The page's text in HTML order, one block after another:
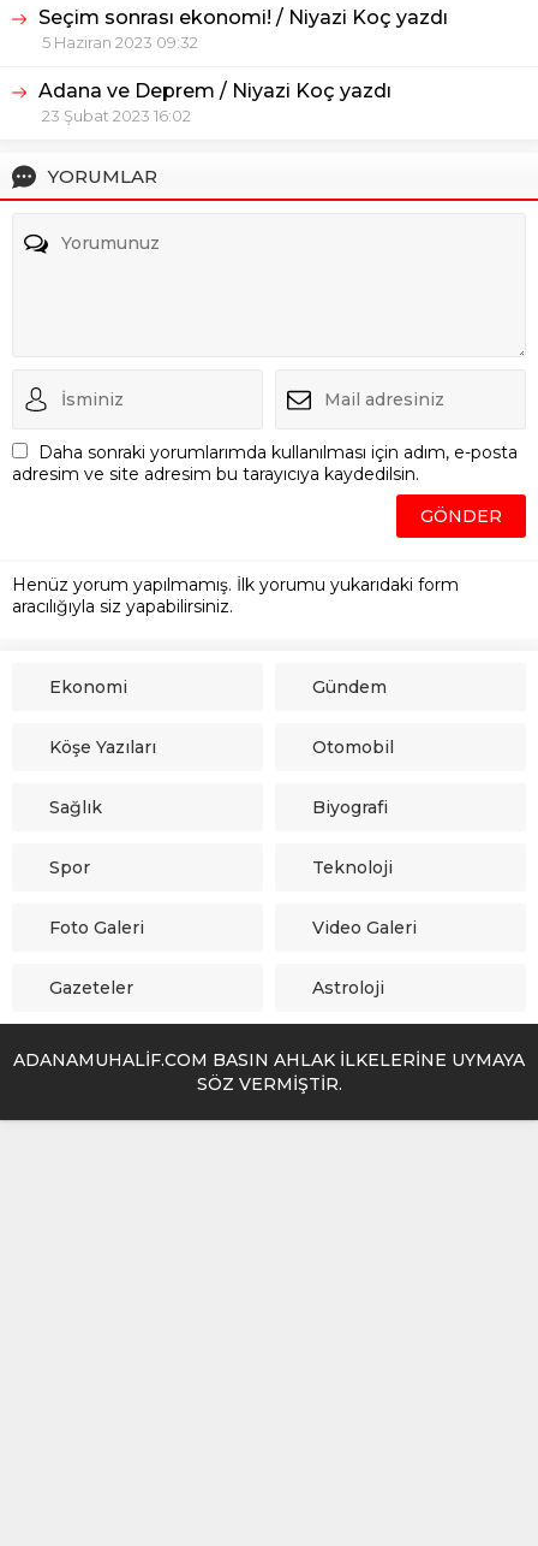
Seçim sonrası ekonomi! / Niyazi Koç yazdı
5 Haziran 2023 09:32
Adana ve Deprem / Niyazi Koç yazdı
23 Şubat 2023 16:02
YORUMLAR
Daha sonraki yorumlarımda kullanılması için adım, e-posta
adresim ve site adresim bu tarayıcıya kaydedilsin.
Henüz yorum yapılmamış. İlk yorumu yukarıdaki form
aracılığıyla siz yapabilirsiniz.
Ekonomi Gündem
Köşe Yazıları Otomobil
Sağlık Biyografi
Spor Teknoloji
Foto Galeri Video Galeri
Gazeteler Astroloji
ADANAMUHALİF.COM BASIN AHLAK İLKELERİNE UYMAYA
SÖZ VERMİŞTİR.